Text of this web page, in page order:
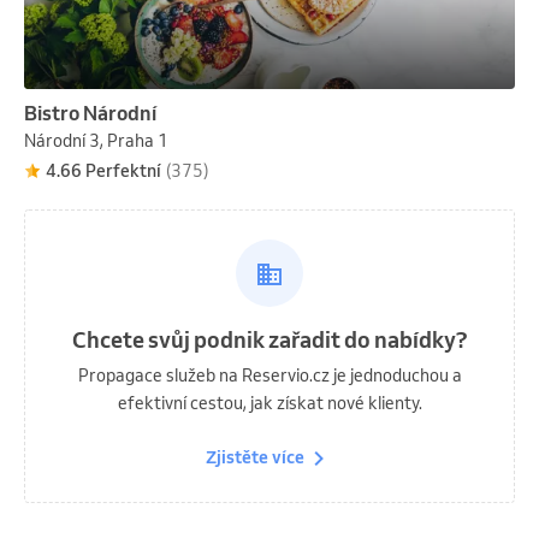
Bistro Národní
Národní 3, Praha 1
4.66 Perfektní (375)
Chcete svůj podnik zařadit do nabídky?
Propagace služeb na Reservio.cz je jednoduchou a
efektivní cestou, jak získat nové klienty.
Zjistěte více